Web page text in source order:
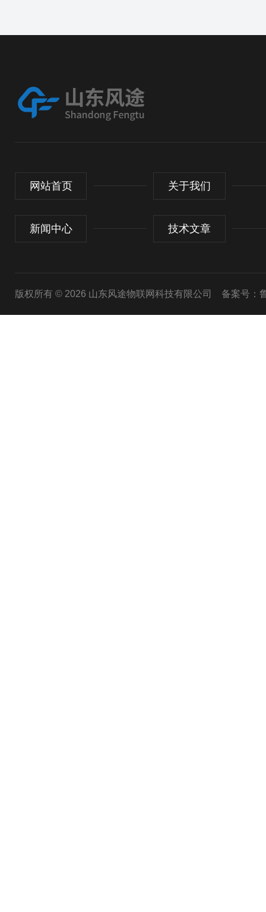
网站首页 关于我们
新闻中心 技术文章
版权所有 © 2026 山东风途物联网科技有限公司 备案号：